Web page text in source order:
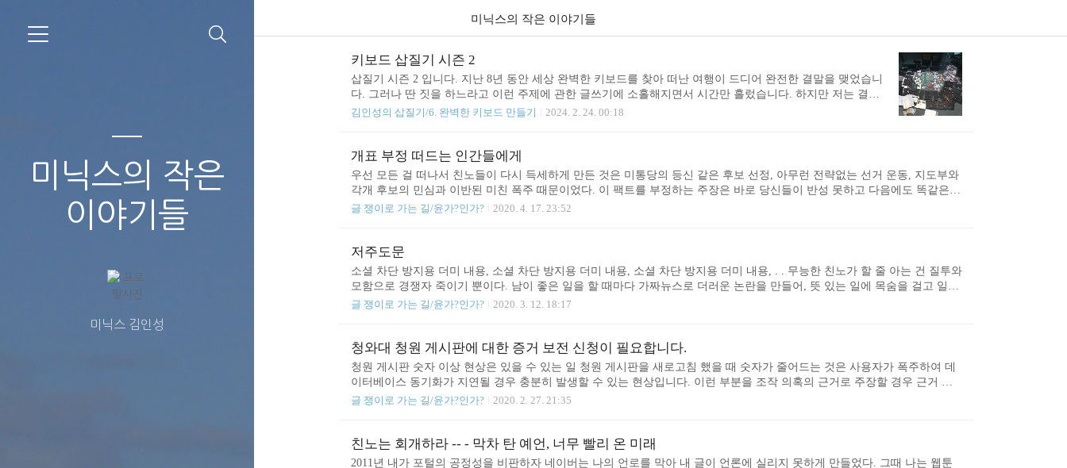
미닉스의 작은
이야기들
미닉스 김인성
미닉스의 작은 이야기들
키보드 삽질기 시즌 2
삽질기 시즌 2 입니다. 지난 8년 동안 세상 완벽한 키보드를 찾아 떠난 여행이 드디어 완전한 결말을 맺었습니
다. 그러나 딴 짓을 하느라고 이런 주제에 관한 글쓰기에 소홀해지면서 시간만 흘렀습니다. 하지만 저는 결국
제가 있을 자리를 찾아 다시 돌아왔습니다. 앞으로 기술과 인간 그리고 IT의 미래에 대해서 생각하고 글을 쓰
와 600x에 대한 이야기 기대해 주시길... 김인성.
김인성의 삽질기/6. 완벽한 키보드 만들기 2024. 2. 24. 00:18
개표 부정 떠드는 인간들에게
우선 모든 걸 떠나서 친노들이 다시 득세하게 만든 것은 미통당의 등신 같은 후보 선정, 아무런 전략없는 선거 운동, 지도부와
각개 후보의 민심과 이반된 미친 폭주 때문이었다. 이 팩트를 부정하는 주장은 바로 당신들이 반성 못하고 다음에도 똑같은
식으로 망하게 만들려는 공작이다. 지금 미통당 지도부에 대한 적극적인 비판과 개선 노력이 있어야 할 시간이다. 이 귀중한
문재인, 손학규, 김두관이 싸운 민주통합당의 모바일 경선 부정 논란 조사위원 선관위 디도스 사건 ..
글 쟁이로 가는 길/윤가?인가? 2020. 4. 17. 23:52
저주도문
소셜 차단 방지용 더미 내용, 소셜 차단 방지용 더미 내용, 소셜 차단 방지용 더미 내용, . . 무능한 친노가 할 줄 아는 건 질투와
모함으로 경쟁자 죽이기 뿐이다. 남이 좋은 일을 할 때마다 가짜뉴스로 더러운 논란을 만들어, 뜻 있는 일에 목숨을 걸고 일하
는 사람들조차, 분노와 증오에 휩싸이게 만드는 인간 말종들이다. 일부 극소수의 민주주의 파괴 세력인 친노 대깨문들은 인간
수를 해도 대학이란 대학은 싸그리 다 떨어질 것이다. 가정은 불화하고 사업은 망해서 ..
글 쟁이로 가는 길/윤가?인가? 2020. 3. 12. 18:17
청와대 청원 게시판에 대한 증거 보전 신청이 필요합니다.
청원 게시판 숫자 이상 현상은 있을 수 있는 일 청원 게시판을 새로고침 했을 때 숫자가 줄어드는 것은 사용자가 폭주하여 데
이터베이스 동기화가 지연될 경우 충분히 발생할 수 있는 현상입니다. 이런 부분을 조작 의혹의 근거로 주장할 경우 근거 있
는 주장의 신빙성까지 매도 당할 수 있으므로 신중할 필요가 있습니다. 2008년 이명박 광우병 사태 때 다음 아고라 이명박 탄
원 게시판은 페이스북, 네이버, 카카오톡, 트위터 아이디로 청원동의를 할 수 있도록 허용하기 때문에 기본..
글 쟁이로 가는 길/윤가?인가? 2020. 2. 27. 21:35
친노는 회개하라 -- - 막차 탄 예언, 너무 빨리 온 미래
2011년 내가 포털의 공정성을 비판하자 네이버는 나의 언로를 막아 내 글이 언론에 실리지 못하게 만들었다. 그때 나는 웹툰